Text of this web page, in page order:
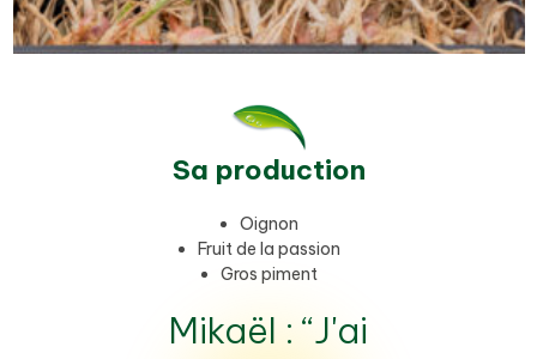
Sa production
Oignon
Fruit de la passion
Gros piment
Mikaël : “J'ai